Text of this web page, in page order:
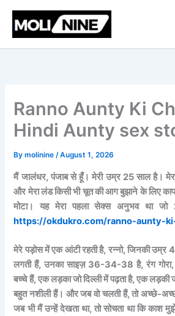
content
Ranno Aunty Ki
Hindi Aunty sex
Bymolinine/August 1, 2026
मैं जालंधर, पंजाब से हूँ। मेरी उम्र 25 साल है। मेरा
और मेरा लंड किसी भी चूत की आग बुझाने के लिए
मोटा। यह मेरा पहला सेक्स अनुभव था
https://okdukro.com/ranno-aunty-
मेरे पड़ोस में एक आंटी रहती है, रन्नो, जिनकी उम्र
लगती हैं, उनका साइज़ 36-34-38 है, रंग गोरा,
बच्चे हैं, एक लड़का जो दिल्ली में पढ़ता है, एक
बहुत नशीली हैं। और जब वो चलती हैं, तो अच्छे-
जब भी मैं उन्हें देखता था, तो सोचता था कि काश
a
t
e
s